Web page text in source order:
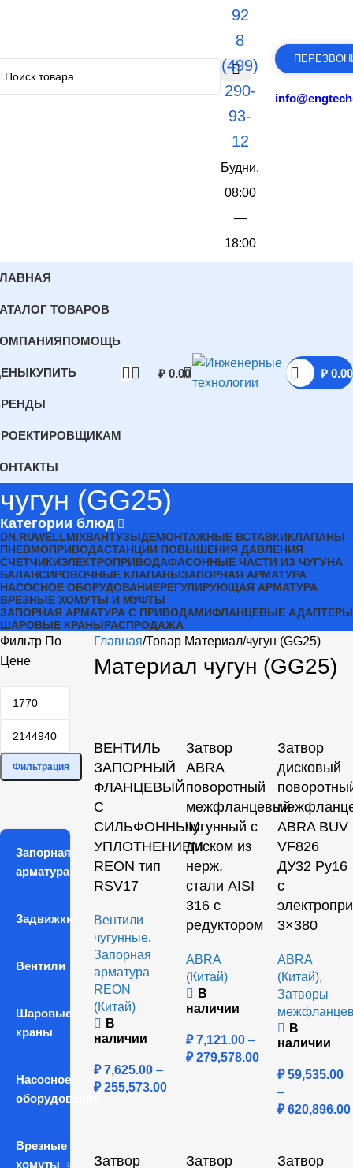
92
8
(499)
290-
93-
12
Будни,
08:00
—
18:00
ТОВАРОВ
ПОМОЩЬ
КУПИТЬ ₽ 0.00 ₽ 0.00
чугун (GG25)
Категории блюд
DN.RUWELLMIXВАНТУЗЫДЕМОНТАЖНЫЕ ВСТАВКИКЛАПАНЫ
ПНЕВМОПРИВОДАСТАНЦИИ ПОВЫШЕНИЯ ДАВЛЕНИЯ
СЧЕТЧИКИЭЛЕКТРОПРИВОДАФАСОННЫЕ ЧАСТИ ИЗ ЧУГУНА
БАЛАНСИРОВОЧНЫЕ КЛАПАНЫЗАПОРНАЯ АРМАТУРА
НАСОСНОЕ ОБОРУДОВАНИЕРЕГУЛИРУЮЩАЯ АРМАТУРА
ВРЕЗНЫЕ ХОМУТЫ И МУФТЫ
ЗАПОРНАЯ АРМАТУРА С ПРИВОДАМИФЛАНЦЕВЫЕ АДАПТЕРЫ
ШАРОВЫЕ КРАНЫРАСПРОДАЖА
Фильтр По
Цене
Фильтрация
Запорная
арматура
Задвижки
Вентили
Шаровые
краны
Насосное
оборудование
Врезные
хомуты
Главная Товар Материал чугун (GG25)
Материал чугун (GG25)
ВЕНТИЛЬ
ЗАПОРНЫЙ
ФЛАНЦЕВЫЙ
С
СИЛЬФОННЫМ
УПЛОТНЕНИЕМ
REON тип
RSV17
Вентили
чугунные,
Запорная
арматура
REON
(Китай)
В
наличии
₽7,625.00 –
₽255,573.00
Затвор
ABRA
поворотный
межфланцевый
чугунный с
диском из
нерж.
стали AISI
316 с
редуктором
ABRA
(Китай)
В
наличии
₽7,121.00 –
₽279,578.00
Затвор
дисковый
ABRA BUV
VF826
ДУ32 Ру16
с
3×380
ABRA
(Китай),
Затворы
В
наличии
₽59,535.00
–
₽620,896.00
Затвор
Затвор
Затвор